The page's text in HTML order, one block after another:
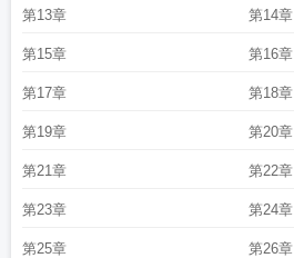
第13章 第14章
第15章 第16章
第17章 第18章
第19章 第20章
第21章 第22章
第23章 第24章
第25章 第26章